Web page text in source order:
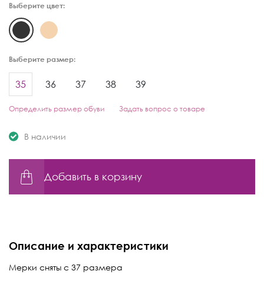
Выберите цвет:
Выберите размер:
35 36 37 38 39
Определить размер обуви Задать вопрос о товаре
В наличии
Добавить в корзину
Описание и характеристики
Мерки сняты с 37 размера